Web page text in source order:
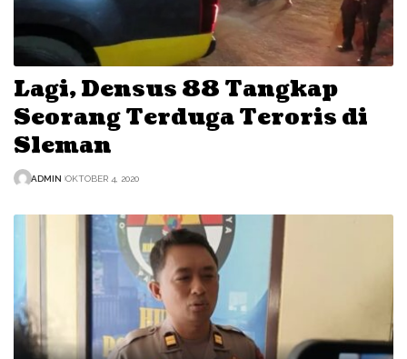
Lagi, Densus 88 Tangkap
Seorang Terduga Teroris di
Sleman
ADMIN OKTOBER 4, 2020